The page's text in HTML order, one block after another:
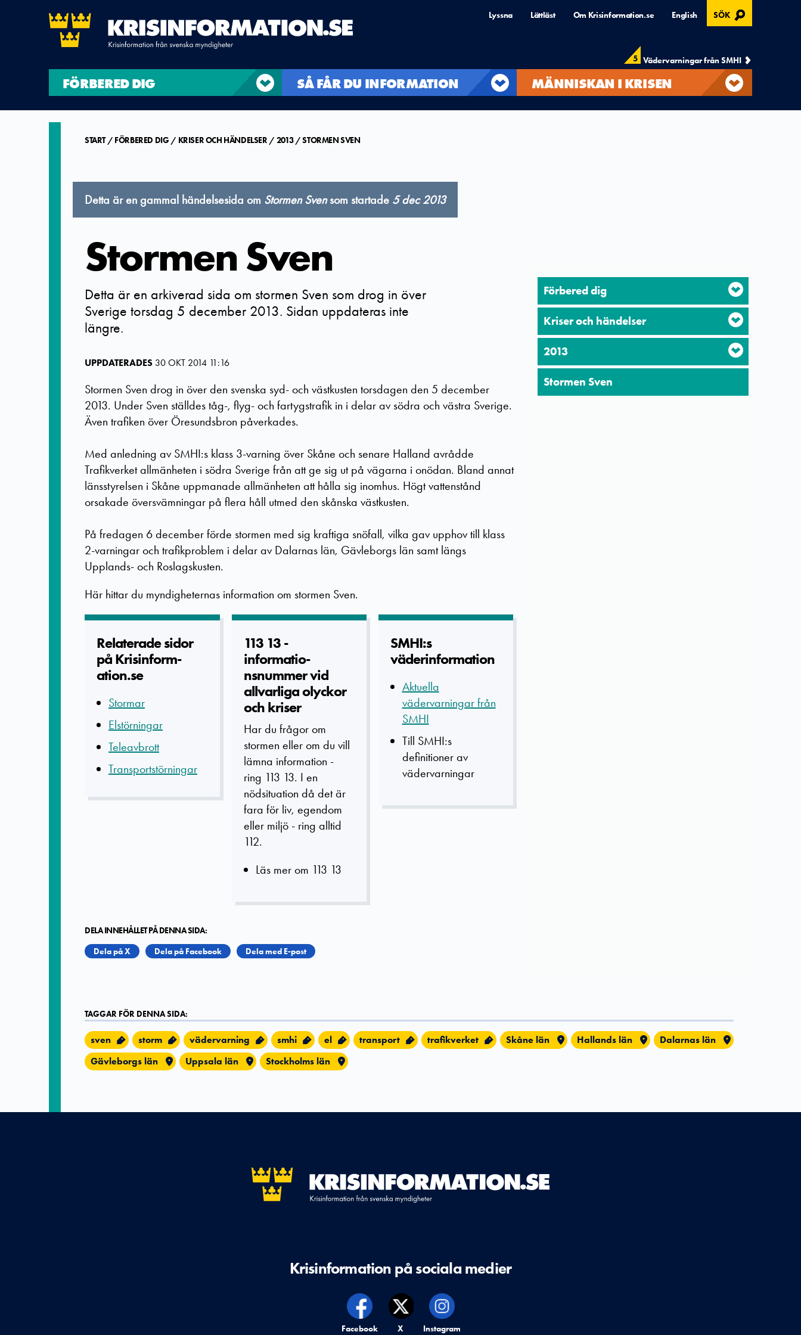
Lyssna Lättläst Om Krisinformation.se English SÖK , ÖPPNAS I MODAL
5 Vädervarningar från SMHI
FÖRBERED DIG SÅ FÅR DU INFORMATION MÄNNISKAN I KRISEN
START FÖRBERED DIG KRISER OCH HÄNDELSER 2013 STORMEN SVEN
Detta är en gammal händelsesida om Stormen Svensom startade 5 dec 2013
Stormen Sven
Detta är en arkiverad sida om stormen Sven som drog in över
Sverige torsdag 5 december 2013. Sidan uppdateras inte
längre.
UPPDATERADES 30 OKT 2014 11:16
Stormen Sven drog in över den svenska syd- och västkusten torsdagen den 5 december
2013. Under Sven ställdes tåg-, flyg- och fartygstrafik in i delar av södra och västra Sverige.
Även trafiken över Öresundsbron påverkades.
Med anledning av SMHI:s klass 3-varning över Skåne och senare Halland avrådde
Trafikverket allmänheten i södra Sverige från att ge sig ut på vägarna i onödan. Bland annat
länsstyrelsen i Skåne uppmanade allmänheten att hålla sig inomhus. Högt vattenstånd
orsakade översvämningar på flera håll utmed den skånska västkusten.
På fredagen 6 december förde stormen med sig kraftiga snöfall, vilka gav upphov till klass
2-varningar och trafikproblem i delar av Dalarnas län, Gävleborgs län samt längs
Upplands- och Roslagskusten.
Här hittar du myndigheternas information om stormen Sven.
Relaterade­ sidor
på Krisinform­
ation.se
Stormar
Elstörningar
Teleavbrott
Transportstörningar
113 13 -
informatio­
nsnummer vid
allvarliga­ olyckor
och kriser
Har du frågor om
stormen eller om du vill
lämna information -
ring 113 13. I en
nödsituation då det är
fara för liv, egendom
eller miljö - ring alltid
112.
Läs mer om 113 13
SMHI:s
väderinforma­tion
Aktuella
vädervarningar från
SMHI
Till SMHI:s
definitioner av
vädervarningar
DELA INNEHÅLLET PÅ DENNA SIDA:
Dela på X
Dela på Facebook Dela med E-post
Förbered dig
Kriser och händelser
2013
Stormen Sven
TAGGAR FÖR DENNA SIDA:
sven storm vädervarning smhi el transport trafikverket Skåne län Hallands län
Dalarnas län
Gävleborgs län
Uppsala län Stockholms län
Krisinformation på sociala medier
Krisinformation på,
Facebook Krisinformation på,
X Krisinformation på,
Instagram